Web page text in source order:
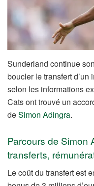
Sunderland continue
boucler le transfert
selon les informations
Cats ont trouvé un
deSimon Adingra.
Parcours de Simon
transferts,
Le coût du transfert est